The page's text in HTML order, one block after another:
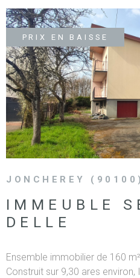
JONCHEREY (90100)
IMMEUBLE
DELLE
Ensemble immobilier de 160
Construit sur 9,30 ares
PRIX EN BAISSE
VOIR